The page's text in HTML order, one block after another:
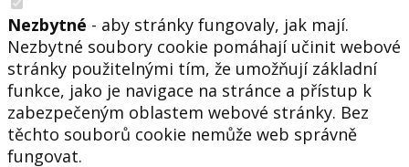
Nezbytné - aby stránky fungovaly, jak mají.
Nezbytné soubory cookie pomáhají učinit webové
stránky použitelnými tím, že umožňují základní
funkce, jako je navigace na stránce a přístup k
zabezpečeným oblastem webové stránky. Bez
těchto souborů cookie nemůže web správně
fungovat.